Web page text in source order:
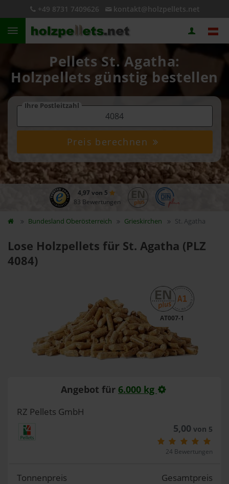
+49 8731 7409626 kontakt@holzpellets.net
Pellets St. Agatha:
Holzpellets günstig bestellen
Ihre Postleitzahl
Preis berechnen
4,97 von 5
83 Bewertungen
Bundesland Oberösterreich Grieskirchen St. Agatha
Lose Holzpellets für St. Agatha (PLZ
4084)
AT007-1
Angebot für 6.000 kg
RZ Pellets GmbH
5,00 von 5
24 Bewertungen
Tonnenpreis Gesamtpreis